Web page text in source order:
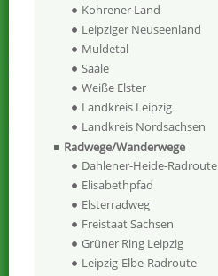
Kohrener Land
Leipziger Neuseenland
Muldetal
Saale
Weiße Elster
Landkreis Leipzig
Landkreis Nordsachsen
Radwege/Wanderwege
Dahlener-Heide-Radroute
Elisabethpfad
Elsterradweg
Freistaat Sachsen
Grüner Ring Leipzig
Leipzig-Elbe-Radroute